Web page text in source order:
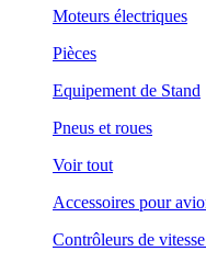
Moteurs électriques
Pièces
Equipement de Stand
Pneus et roues
Voir tout
Accessoires pour
Contrôleurs de